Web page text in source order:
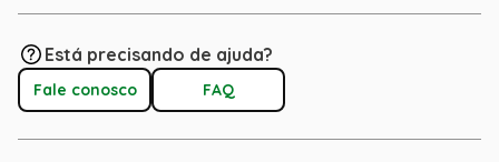
Está precisando de ajuda?
Fale conosco FAQ